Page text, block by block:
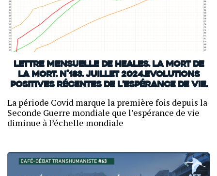
Lettre mensuelle de Heales. La mort de
la mort. N°183. Juillet 2024.Evolutions
positives récentes de l’espérance de vie.
La période Covid marque la première fois depuis la
Seconde Guerre mondiale que l’espérance de vie
diminue à l’échelle mondiale